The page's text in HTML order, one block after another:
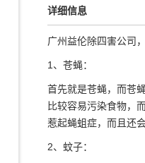
详细信息
广州益伦除四害公司
1、苍蝇：
首先就是苍蝇，而苍
比较容易污染食物，
惹起蝇蛆症，而且还
2、蚊子：